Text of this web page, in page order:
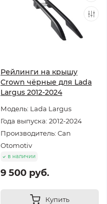
Рейлинги на крышу
Crown чёрные для Lada
Largus 2012-2024
Модель: Lada Largus
Года выпуска: 2012-2024
Производитель: Can
Otomotiv
в наличии
9 500 руб.
Купить